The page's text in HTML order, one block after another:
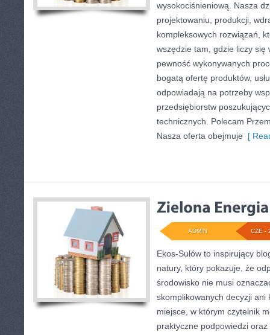
wysokociśnieniową. Nasza
projektowaniu, produkcji,
kompleksowych rozwiązań,
wszędzie tam, gdzie liczy
pewność wykonywanych
bogatą ofertę produktów,
odpowiadają na potrzeby
przedsiębiorstw
technicznych. Polecam
Nasza oferta obejmuje [
CZE -
ADMIN
Ekos-Sułów to inspirujący
natury, który pokazuje, że
środowisko nie musi
skomplikowanych decyzji ani
miejsce, w którym czytelnik
praktyczne podpowiedzi